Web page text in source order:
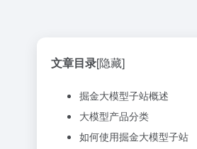
文章目录[隐藏]
掘金大模型子站概述
大模型产品分类
如何使用掘金大模型子站